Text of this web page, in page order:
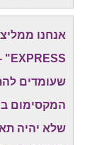
אנחנו
EXPRESS" -
שעומדים
המקסימום
שלא יהיה